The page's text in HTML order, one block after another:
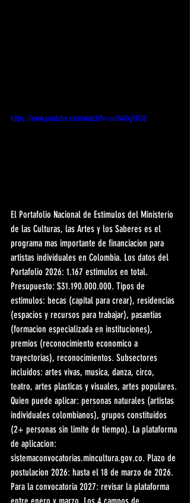
https://www.youtube.com/watch?v=sntN4GgVK38
El Portafolio Nacional de Estimulos del Ministerio
de las Culturas, las Artes y los Saberes es el
programa mas importante de financiacion para
artistas individuales en Colombia. Los datos del
Portafolio 2026: 1.167 estimulos en total.
Presupuesto: $31.190.000.000. Tipos de
estimulos: becas (capital para crear), residencias
(espacios y recursos para trabajar), pasantias
(formacion especializada en instituciones),
premios (reconocimiento economico a
trayectorias), reconocimientos. Subsectores
incluidos: artes vivas, musica, danza, circo,
teatro, artes plasticas y visuales, artes populares.
Quien puede aplicar: personas naturales (artistas
individuales colombianos), grupos constituidos
(2+ personas sin limite de tiempo). La plataforma
de aplicacion:
sistemaconvocatorias.mincultura.gov.co. Plazo de
postulacion 2026: hasta el 18 de marzo de 2026.
Para la convocatoria 2027: revisar la plataforma